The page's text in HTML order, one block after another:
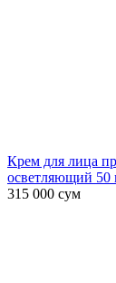
Крем для лица
осветляющий 50
315 000 сум